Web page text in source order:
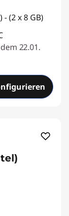
- (2 x 8 GB)
22.01.